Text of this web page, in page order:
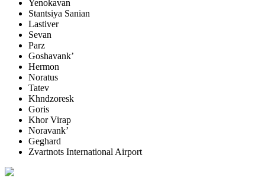
Yenokavan
Stantsiya Sanian
Lastiver
Sevan
Parz
Goshavank’
Hermon
Noratus
Tatev
Khndzoresk
Goris
Khor Virap
Noravank’
Geghard
Zvartnots International Airport